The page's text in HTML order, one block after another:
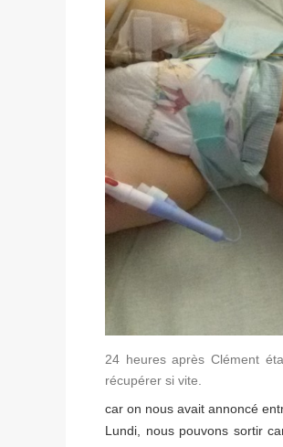
24 heures après Clément
récupérer si vite.
car on nous avait annoncé
Lundi, nous pouvons sortir